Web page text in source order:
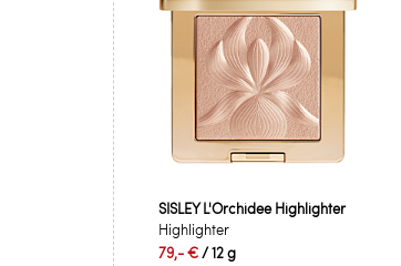
SISLEY L'Orchidee Highlighter
Highlighter
79,- €/ 12 g